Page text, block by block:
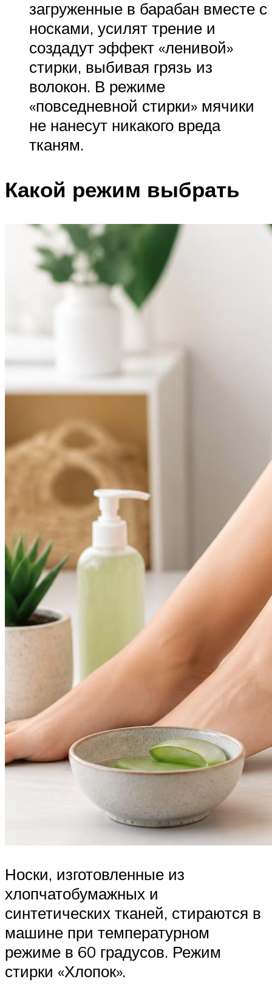
загруженные в барабан вместе с
носками, усилят трение и
создадут эффект «ленивой»
стирки, выбивая грязь из
волокон. В режиме
«повседневной стирки» мячики
не нанесут никакого вреда
тканям.
Какой режим выбрать
Носки, изготовленные из
хлопчатобумажных и
синтетических тканей, стираются в
машине при температурном
режиме в 60 градусов. Режим
стирки «Хлопок».